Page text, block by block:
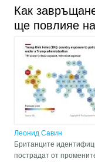
Как
ще повлияе
Леонид Савин
Британците
пострадат от